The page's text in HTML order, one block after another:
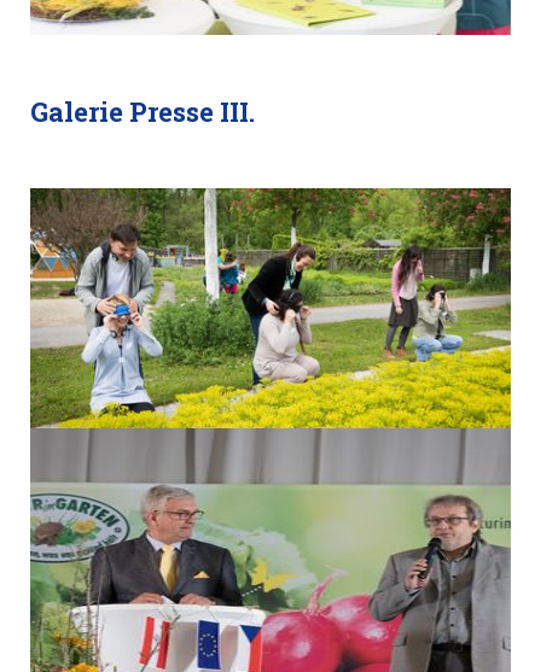
Galerie Presse III.